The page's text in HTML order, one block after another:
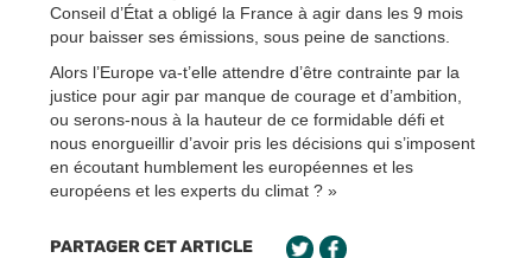
Conseil d’État a obligé la France à agir dans les 9 mois
pour baisser ses émissions, sous peine de sanctions.
Alors l’Europe va-t’elle attendre d’être contrainte par la
justice pour agir par manque de courage et d’ambition,
ou serons-nous à la hauteur de ce formidable défi et
nous enorgueillir d’avoir pris les décisions qui s’imposent
en écoutant humblement les européennes et les
européens et les experts du climat ? »
PARTAGER CET ARTICLE